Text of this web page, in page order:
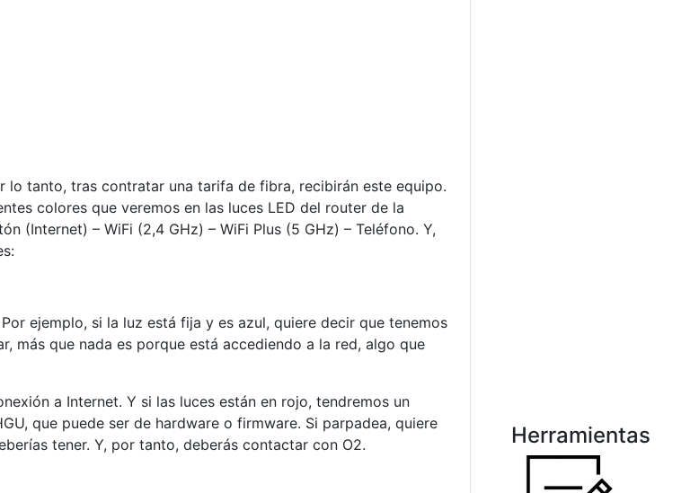
lo tanto, tras contratar una tarifa de fibra, recibirán este equipo.
colores que veremos en las luces LED del router de la
(Internet) – WiFi (2,4 GHz) – WiFi Plus (5 GHz) – Teléfono. Y,
ejemplo, si la luz está fija y es azul, quiere decir que tenemos
más que nada es porque está accediendo a la red, algo que
a Internet. Y si las luces están en rojo, tendremos un
que puede ser de hardware o firmware. Si parpadea, quiere
tener. Y, por tanto, deberás contactar con O2.
Herramientas